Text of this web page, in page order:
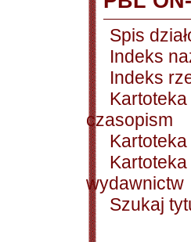
Spis
Indeks
Indeks
Kartoteka
czasopism
Kartoteka
wydawnictw
Szukaj